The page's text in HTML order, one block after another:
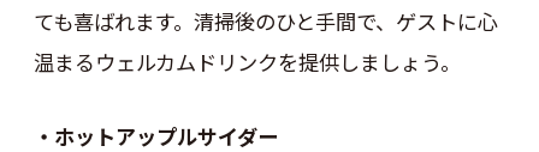
ても喜ばれます。清掃後のひと手間で、ゲストに心
温まるウェルカムドリンクを提供しましょう。
・ホットアップルサイダー